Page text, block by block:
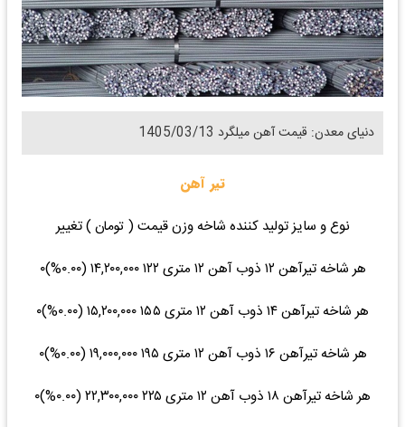
دنیای معدن: قیمت آهن میلگرد 1405/03/13
تیر آهن
نوع و سایز تولید کننده شاخه وزن قیمت ( تومان ) تغییر
هر شاخه تیرآهن ۱۲ ذوب آهن ۱۲ متری ۱۲۲ ۱۴,۲۰۰,۰۰۰ (۰.۰۰%)۰
هر شاخه تیرآهن ۱۴ ذوب آهن ۱۲ متری ۱۵۵ ۱۵,۲۰۰,۰۰۰ (۰.۰۰%)۰
هر شاخه تیرآهن ۱۶ ذوب آهن ۱۲ متری ۱۹۵ ۱۹,۰۰۰,۰۰۰ (۰.۰۰%)۰
هر شاخه تیرآهن ۱۸ ذوب آهن ۱۲ متری ۲۲۵ ۲۲,۳۰۰,۰۰۰ (۰.۰۰%)۰